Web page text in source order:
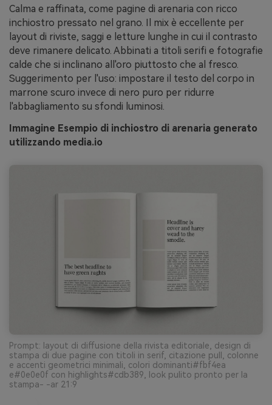
Calma e raffinata, come pagine di arenaria con ricco
inchiostro pressato nel grano. Il mix è eccellente per
layout di riviste, saggi e letture lunghe in cui il contrasto
deve rimanere delicato. Abbinati a titoli serifi e fotografie
calde che si inclinano all'oro piuttosto che al fresco.
Suggerimento per l'uso: impostare il testo del corpo in
marrone scuro invece di nero puro per ridurre
l'abbagliamento su sfondi luminosi.
Immagine Esempio di inchiostro di arenaria generato
utilizzando media.io
Prompt: layout di diffusione della rivista editoriale, design di
stampa di due pagine con titoli in serif, citazione pull, colonne
e accenti geometrici minimali, colori dominanti#fbf4ea
e#0e0e0f con highlights#cdb389, look pulito pronto per la
stampa- -ar 21:9